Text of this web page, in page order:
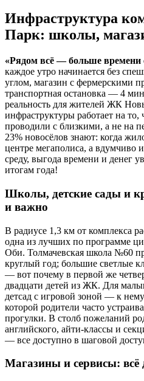
Инфраструктура
Парк: школы,
«Рядом всё — больше времени
каждое утро начинается без
углом, магазин с фермерскими
транспортная остановка — 4
реальность для жителей ЖК
инфраструктуры работает на
проводили с близкими, а не на
23% новосёлов знают: когда
центре мегаполиса, а вдумчиво
среду, выгода времени и денег
итогам года!
Школы, детские сады и
и важно
В радиусе 1,3 км от комплекса
одна из лучших по программе
Оби. Толмачевская школа №60
круглый год; большие светлые
— вот почему в первой же
двадцати детей из ЖК. Для
детсад с игровой зоной — к
которой родители часто
прогулки. В столб пожеланий
английского, айти-классы и
— все доступно в шаговой
Магазины и сервисы: всё